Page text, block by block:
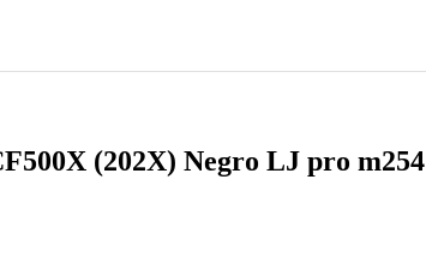
(202X) Negro LJ pro m254